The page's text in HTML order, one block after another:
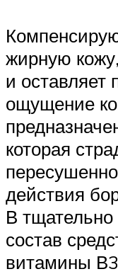
жирную
и оставляет
ощущение
которая
действия
В
состав
витамины